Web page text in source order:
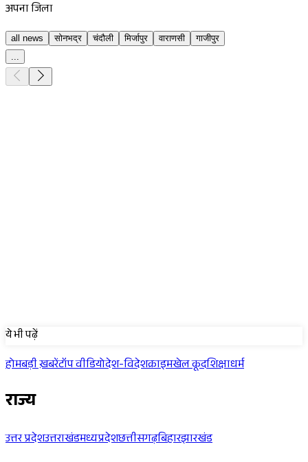
अपना जिला
all news सोनभद्र चंदौली मिर्जापुर वाराणसी
गाजीपुर
...
ये भी पढ़ें
होमबड़ी ख़बरेंटॉप वीडियोदेश-विदेशक्राइमखेल कूदशिक्षाधर्म
राज्य
उत्तर प्रदेशउत्तराखंडमध्यप्रदेशछत्तीसगढ़बिहारझारखंड